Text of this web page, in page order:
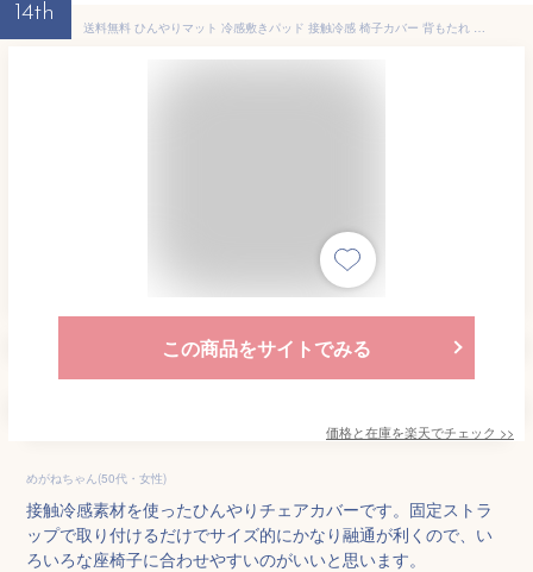
14th
送料無料 ひんやりマット 冷感敷きパッド 接触冷感 椅子カバー 背もたれ 北欧 イスカバー チェアーカバー 座椅子カバー 背もたれ 洗える 汚れ防止 クールマット 冷感マット 夏用マット おしゃれ 涼感寝具 クール寝具 夏用寝具 犬 ペット マット 5色
この商品をサイトでみる
価格と在庫を楽天でチェック >>
めがねちゃん(50代・女性)
接触冷感素材を使ったひんやりチェアカバーです。固定ストラ
ップで取り付けるだけでサイズ的にかなり融通が利くので、い
ろいろな座椅子に合わせやすいのがいいと思います。